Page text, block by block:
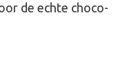
de echte choco-